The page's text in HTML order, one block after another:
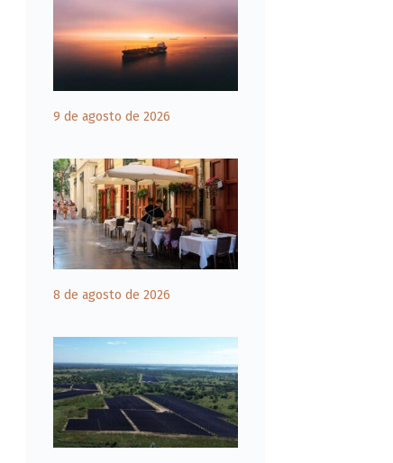
9 de agosto de 2026
8 de agosto de 2026